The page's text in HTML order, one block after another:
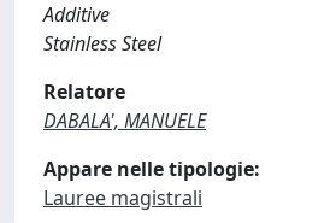
Additive
Stainless Steel
Relatore
DABALA', MANUELE
Appare nelle tipologie:
Lauree magistrali